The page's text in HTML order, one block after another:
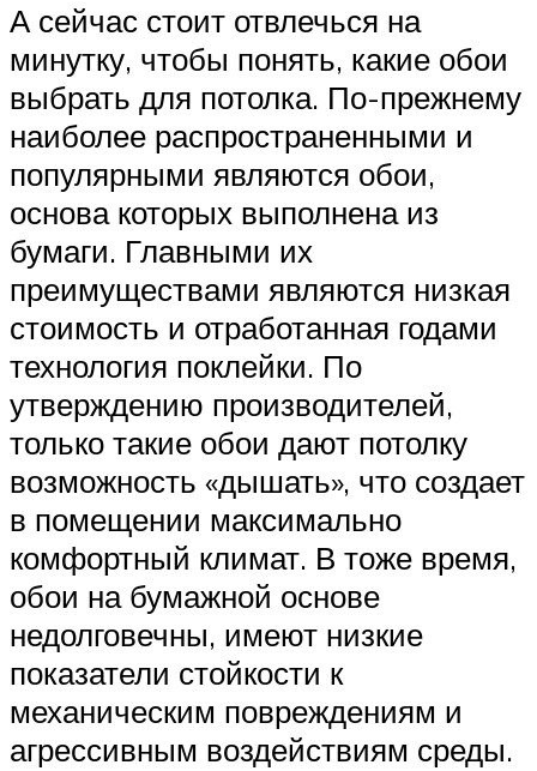
А сейчас стоит отвлечься на
минутку, чтобы понять, какие обои
выбрать для потолка. По-прежнему
наиболее распространенными и
популярными являются обои,
основа которых выполнена из
бумаги. Главными их
преимуществами являются низкая
стоимость и отработанная годами
технология поклейки. По
утверждению производителей,
только такие обои дают потолку
возможность «дышать», что создает
в помещении максимально
комфортный климат. В тоже время,
обои на бумажной основе
недолговечны, имеют низкие
показатели стойкости к
механическим повреждениям и
агрессивным воздействиям среды.